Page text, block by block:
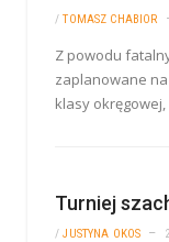
/TOMASZ CHABIOR
Z powodu
zaplanowane na
klasy
Turniej
/JUSTYNA OKOS